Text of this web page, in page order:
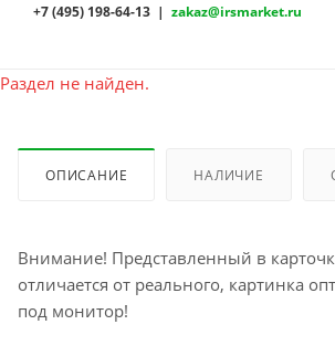
+7 (495) 198-64-13 | zakaz@irsmarket.ru
Раздел не найден.
ОПИСАНИЕ НАЛИЧИЕ
Внимание! Представленный в
отличается от реального, картинка
под монитор!